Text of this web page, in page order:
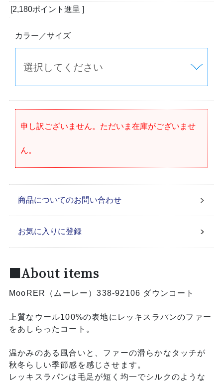
[2,180ポイント進呈 ]
カラー／サイズ
申し訳ございません。ただいま在庫がございませ
ん。
商品についてのお問い合わせ
お気に入りに登録
■About items
MooRER（ムーレー）338-92106 ダウンコート
上質なウール100%の表地にレッキスラパンのファー
をあしらったコート。
温かみのある風合いと、ファーの滑らかなタッチが
秋冬らしい季節感を感じさせます。
レッキスラパンは毛足が短く均一でシルクのような